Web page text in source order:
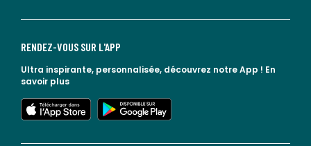
RENDEZ-VOUS SUR L'APP
Ultra inspirante, personnalisée, découvrez notre App ! En
savoir plus
lien vers l'app store
lien vers google play